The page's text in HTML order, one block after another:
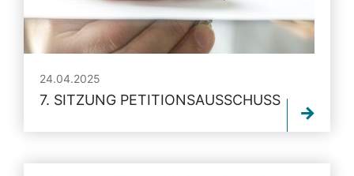
24.04.2025
7. SITZUNG PETITIONSAUSSCHUSS